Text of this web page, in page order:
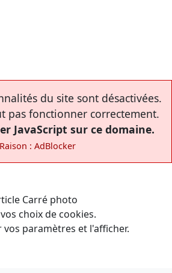
du site sont désactivées.
pas fonctionner correctement.
JavaScript sur ce domaine.
Raison : AdBlocker
choix de cookies.
paramètres et l'afficher.